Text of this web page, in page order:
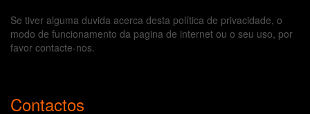
Se tiver alguma duvida acerca desta política de privacidade, o
modo de funcionamento da pagina de internet ou o seu uso, por
favor contacte-nos.
Contactos